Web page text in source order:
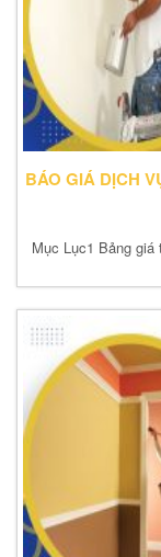
BÁO GIÁ DỊCH
Mục Lục1 Bảng